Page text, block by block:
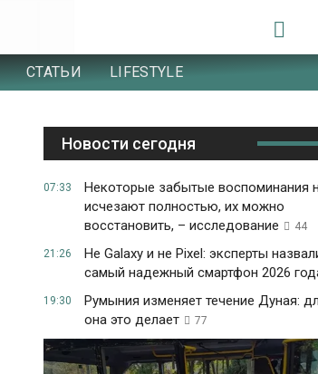
СТАТЬИ LIFESTYLE
Новости сегодня
07:33
Некоторые забытые воспоминания
исчезают полностью, их можно
восстановить, – исследование
44
21:26
Не Galaxy и не Pixel: эксперты
самый надежный смартфон 2026
19:30
Румыния изменяет течение Дуная:
она это делает
77